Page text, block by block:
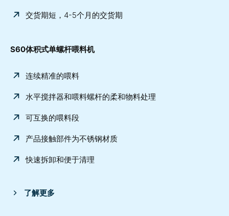
交货期短，4-5个月的交货期
S60体积式单螺杆喂料机
连续精准的喂料
水平搅拌器和喂料螺杆的柔和物料处理
可互换的喂料段
产品接触部件为不锈钢材质
快速拆卸和便于清理
了解更多